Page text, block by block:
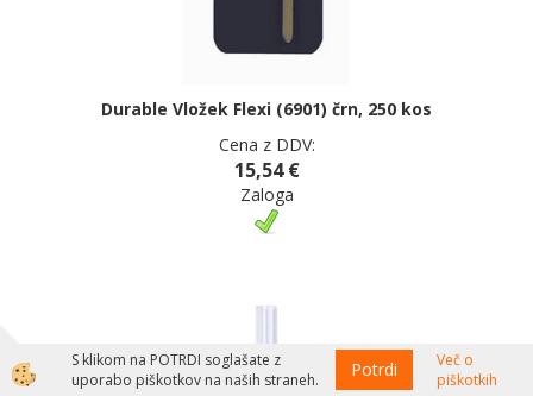
Durable Vložek Flexi (6901) črn, 250 kos
Cena z DDV:
15,54 €
Zaloga
S klikom na POTRDI soglašate z
uporabo piškotkov na naših straneh.
Potrdi
Več o
piškotkih